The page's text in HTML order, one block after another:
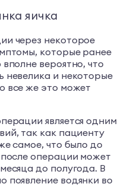
яичка
через некоторое
которые ранее
вероятно, что
невелика и некоторые
все же это может
является одним
так как пациенту
самое, что было до
операции может
до полугода. В
появление водянки во